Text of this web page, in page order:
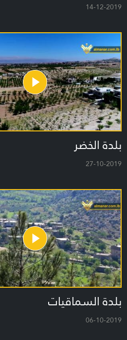
14-12-2019
بلدة الخضر
27-10-2019
بلدة السماقيات
06-10-2019